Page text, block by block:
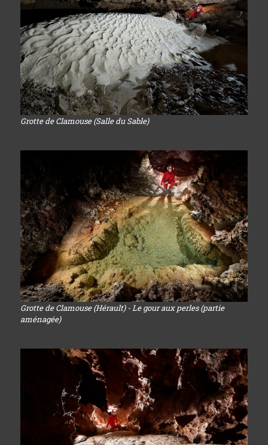
Grotte de Clamouse (Salle du Sable)
Grotte de Clamouse (Hérault) - Le gour aux perles (partie
aménagée)